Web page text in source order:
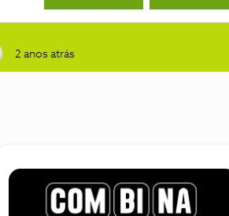
2 anos atrás